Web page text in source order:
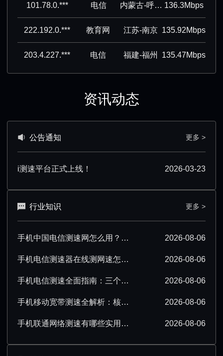
101.78.0.*** 电信 内蒙古-呼和浩特 136.3Mbps
222.192.0.*** 教育网 江苏-南京 135.92Mbps
203.4.227.*** 电信 福建-福州 135.47Mbps
资讯动态
公告通知 更多 >
i测速平台正式上线！ 2026-03-23
行业知识 更多 >
手机中国电信测速网怎么用？超详细操作技巧分享 2026-08-06
手机电信测速器在线测网速怎么操作？超详细步骤分享 2026-08-06
手机电信测速全面指南：三个要点必须掌握 2026-08-06
手机移动宽带测速全解析：核心要点必须掌握 2026-08-06
手机联通网络测速有哪些实用技巧？看完就会 2026-08-06